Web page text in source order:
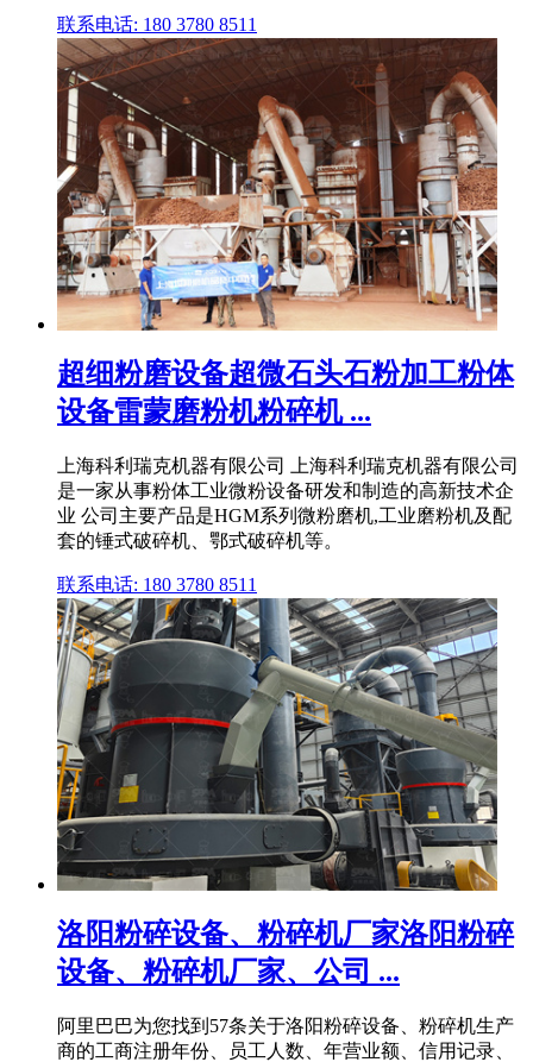
联系电话: 180 3780 8511
超细粉磨设备超微石头石粉加工粉体
设备雷蒙磨粉机粉碎机 ...
上海科利瑞克机器有限公司 上海科利瑞克机器有限公司
是一家从事粉体工业微粉设备研发和制造的高新技术企
业 公司主要产品是HGM系列微粉磨机,工业磨粉机及配
套的锤式破碎机、鄂式破碎机等。
联系电话: 180 3780 8511
洛阳粉碎设备、粉碎机厂家洛阳粉碎
设备、粉碎机厂家、公司 ...
阿里巴巴为您找到57条关于洛阳粉碎设备、粉碎机生产
商的工商注册年份、员工人数、年营业额、信用记录、